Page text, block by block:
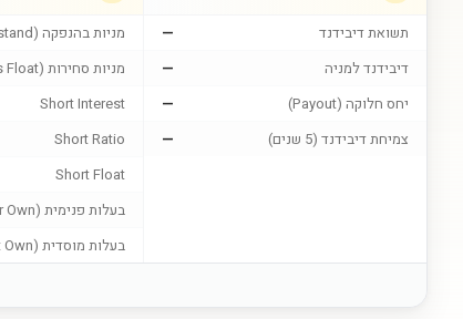
תשואת דיבידנד
—
דיבידנד למניה
—
יחס חלוקה (Payout)
—
צמיחת דיבידנד (5 שנים)
—
מניות בהנפקה (Shs Outstand)
מניות סחירות (Shs Float)
Short Interest
Short Ratio
Short Float
בעלות פנימית (Insider Own)
בעלות מוסדית (Inst Own)